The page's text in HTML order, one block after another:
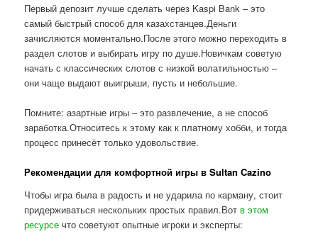
Первый депозит лучше сделать через Kaspi Bank – это
самый быстрый способ для казахстанцев.Деньги
зачисляются моментально.После этого можно переходить в
раздел слотов и выбирать игру по душе.Новичкам советую
начать с классических слотов с низкой волатильностью –
они чаще выдают выигрыши, пусть и небольшие.
Помните: азартные игры – это развлечение, а не способ
заработка.Относитесь к этому как к платному хобби, и тогда
процесс принесёт только удовольствие.
Рекомендации для комфортной игры в Sultan Cazino
Чтобы игра была в радость и не ударила по карману, стоит
придерживаться нескольких простых правил.Вотв этом
ресурсе что советуют опытные игроки и эксперты: